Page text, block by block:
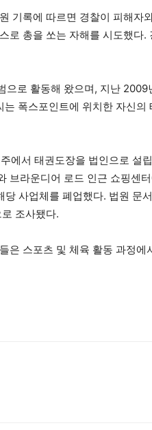
기록에 따르면 경찰이 피해자
로 총을 쏘는 자해를 시도했다.
로 활동해 왔으며, 지난 2009
폭스포인트에 위치한 자신의
에서 태권도장을 법인으로 설
브라운디어 로드 인근 쇼핑센
사업체를 폐업했다. 법원 문
조사됐다.
은 스포츠 및 체육 활동 과정에